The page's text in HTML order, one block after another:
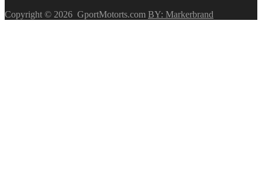
Copyright © 2026 GportMotorts.com BY: Markerbrand